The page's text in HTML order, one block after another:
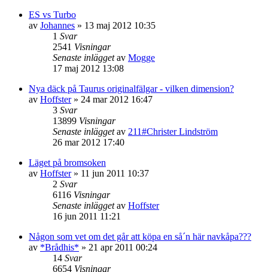
ES vs Turbo
av Johannes » 13 maj 2012 10:35
1 Svar
2541 Visningar
Senaste inläggetav Mogge
17 maj 2012 13:08
Nya däck på Taurus originalfälgar - vilken dimension?
av Hoffster» 24 mar 2012 16:47
3 Svar
13899 Visningar
Senaste inläggetav 211#Christer Lindström
26 mar 2012 17:40
Läget på bromsoken
av Hoffster» 11 jun 2011 10:37
2 Svar
6116 Visningar
Senaste inläggetav Hoffster
16 jun 2011 11:21
Någon som vet om det går att köpa en så´n här navkåpa???
av *Brådhis* » 21 apr 2011 00:24
14 Svar
6654 Visningar